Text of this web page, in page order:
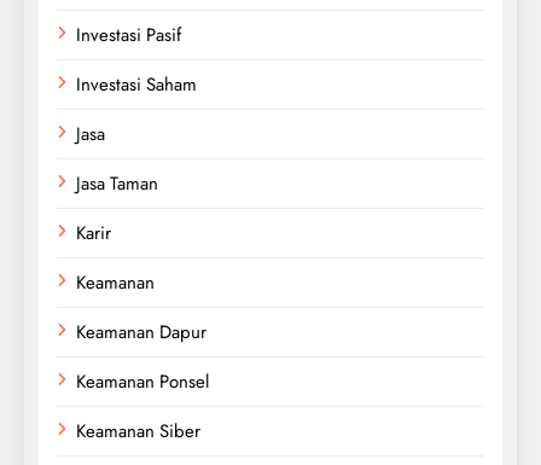
Investasi Pasif
Investasi Saham
Jasa
Jasa Taman
Karir
Keamanan
Keamanan Dapur
Keamanan Ponsel
Keamanan Siber